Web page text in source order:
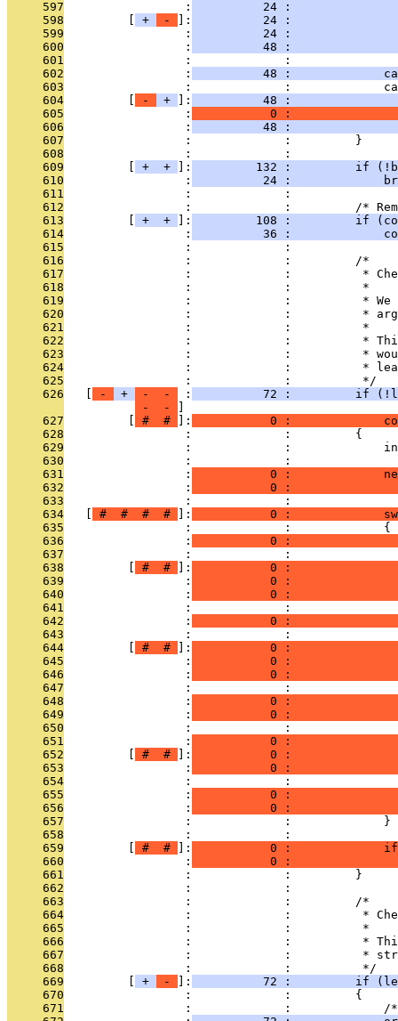
     597
                 :
24 :
     598
+ - ]:
24 :
     599
                 :
24 :
     600
                 :
48 :
     601
                 :             :
     602
                 :
48 :
     603
:             :
     604
- + ]:
48 :
     605
                 :
0 :
     606
                 :
48 :
     607
                 :             :         }
     608
                 :             :
     609
+ + ]:
132 :         if
     610
                 :
24 :
     611
                 :             :
     612
:             :         /*
     613
+ + ]:
108 :         if
     614
                 :
36 :
     615
                 :             :
     616
                 :             :         /*
     617
:             :          *
     618
                 :             :          *
     619
:             :          *
     620
:             :          *
     621
                 :             :          *
     622
:             :          *
     623
:             :          *
     624
:             :          *
     625
                 :             :          */
     626
- + - - :
72 :         if
-
-
     627
# # ]:
0 :
     628
                 :             :         {
     629
:             :
     630
                 :             :
     631
                 :
0 :
     632
                 :
0 :
     633
                 :             :
     634
# # # # ]:
0 :
     635
                 :             :             {
     636
                 :
0 :
     637
:             :
     638
# # ]:
0 :
     639
                 :
0 :
     640
                 :
0 :
     641
                 :             :
     642
                 :
0 :
     643
:             :
     644
# # ]:
0 :
     645
                 :
0 :
     646
                 :
0 :
     647
                 :             :
     648
                 :
0 :
     649
                 :
0 :
     650
                 :             :
     651
                 :
0 :
     652
# # ]:
0 :
     653
                 :
0 :
     654
:             :
     655
                 :
0 :
     656
                 :
0 :
     657
                 :             :             }
     658
                 :             :
     659
# # ]:
0 :
     660
                 :
0 :
     661
                 :             :         }
     662
                 :             :
     663
                 :             :         /*
     664
:             :          *
     665
                 :             :          *
     666
:             :          *
     667
:             :          *
     668
                 :             :          */
     669
+ - ]:
72 :         if
     670
                 :             :         {
     671
:             :